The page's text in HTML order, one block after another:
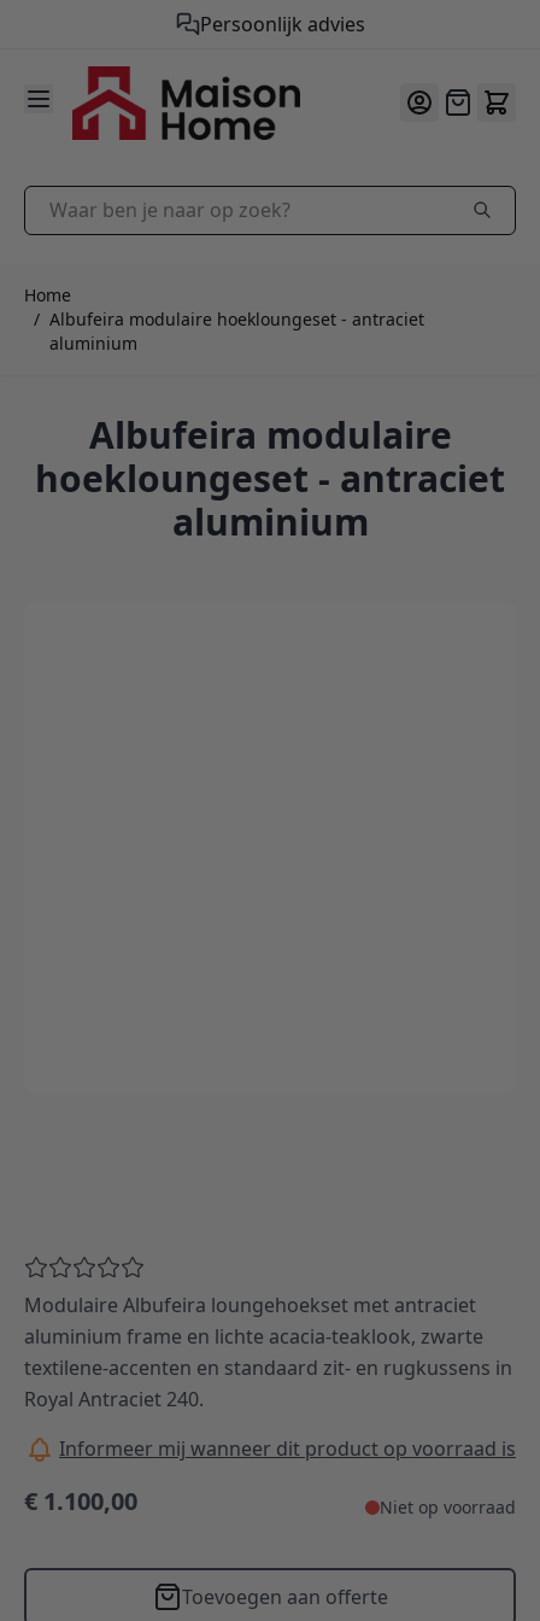
Gratis verzending vanaf €50,-
9.9/10
Ga naar de inhoud
Offerte
Waar ben je naar op zoek?
Home
/ Albufeira modulaire hoekloungeset - antraciet
aluminium
Albufeira modulaire
hoekloungeset - antraciet
aluminium
Modulaire Albufeira loungehoekset met antraciet
aluminium frame en lichte acacia‑teaklook, zwarte
textilene‑accenten en standaard zit‑ en rugkussens in
Royal Antraciet 240.
Informeer mij wanneer dit product op voorraad is
€ 1.100,00 Niet op voorraad
Toevoegen aan offerte